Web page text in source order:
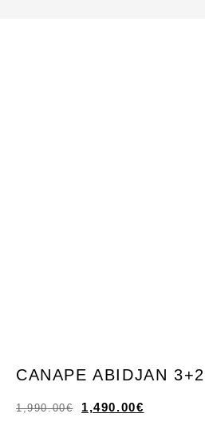
CANAPE ABIDJAN
1,990.00€ 1,490.00€